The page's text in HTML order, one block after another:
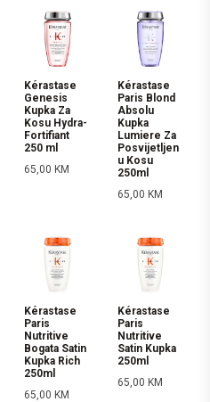
Kérastase
Genesis
Kupka Za
Kosu Hydra-
Fortifiant
250 ml
65,00 KM
Kérastase
Paris Blond
Absolu
Kupka
Lumiere Za
Posvijetljen
u Kosu
250ml
65,00 KM
Kérastase
Paris
Nutritive
Bogata Satin
Kupka Rich
250ml
65,00 KM
Kérastase
Paris
Nutritive
Satin Kupka
250ml
65,00 KM